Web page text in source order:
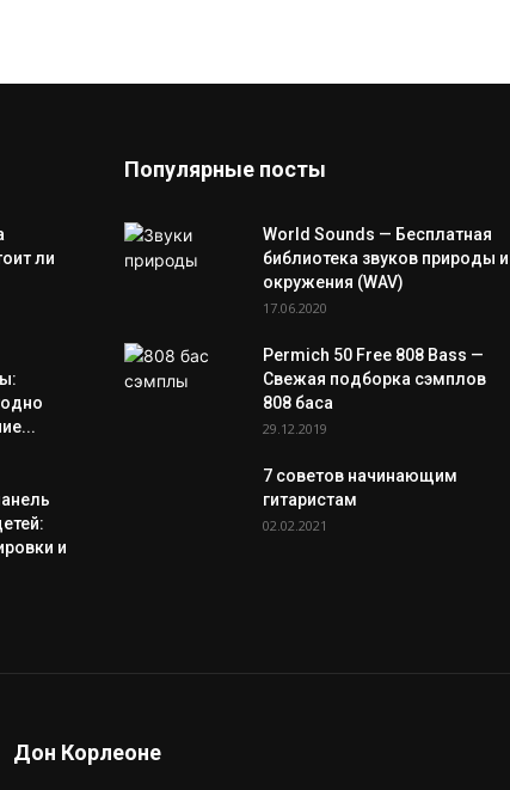
ли
и
Популярные посты
World Sounds — Бесплатная
библиотека звуков природы и
окружения (WAV)
17.06.2020
Permich 50 Free 808 Bass —
Свежая подборка сэмплов
808 баса
29.12.2019
7 советов начинающим
гитаристам
02.02.2021
Дон Корлеоне